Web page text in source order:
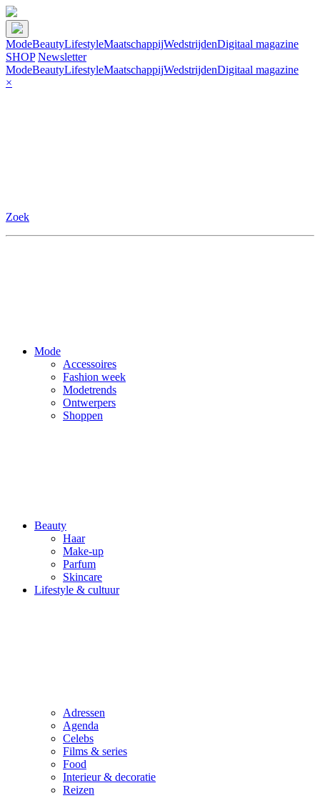
ModeBeautyLifestyleMaatschappijWedstrijdenDigitaal magazine
SHOP Newsletter
ModeBeautyLifestyleMaatschappijWedstrijdenDigitaal magazine
×
Zoek
Mode
Accessoires
Fashion week
Modetrends
Ontwerpers
Shoppen
Beauty
Haar
Make-up
Parfum
Skincare
Lifestyle & cultuur
Adressen
Agenda
Celebs
Films & series
Food
Interieur & decoratie
Reizen